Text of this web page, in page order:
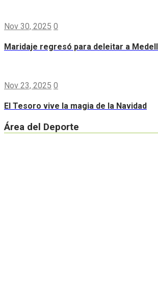
Nov 30, 2025 0
Maridaje regresó para deleitar a
Nov 23, 2025 0
El Tesoro vive la magia de la Navidad
Área del Deporte